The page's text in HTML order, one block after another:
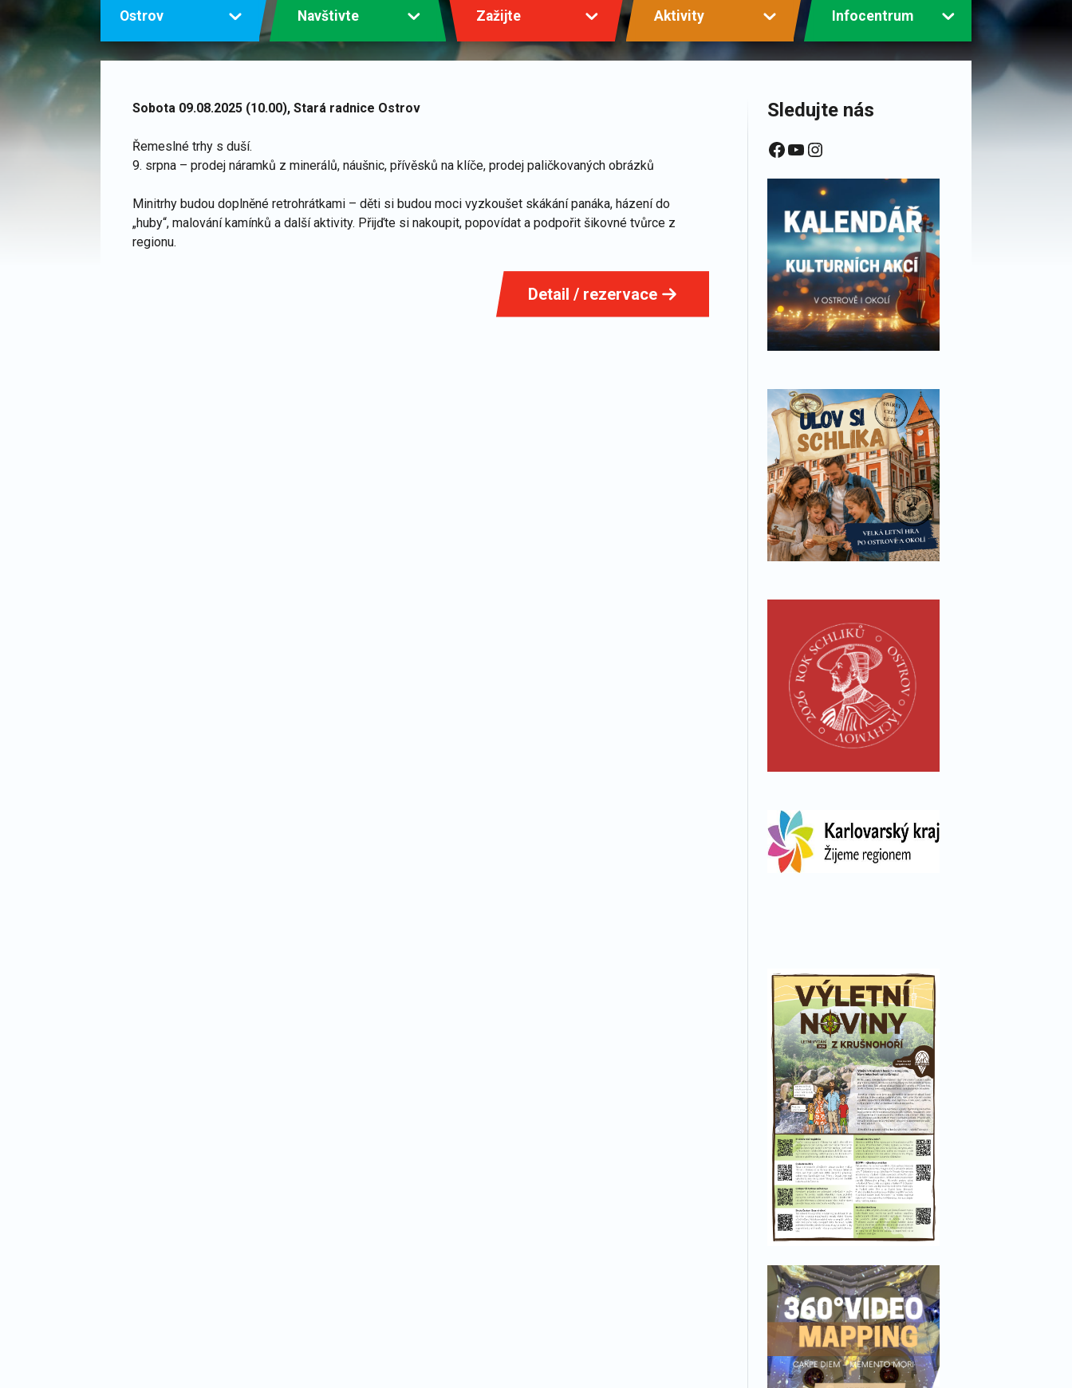
Ostrov Navštivte Zažijte Aktivity Infocentrum
Sobota 09.08.2025 (10.00), Stará radnice Ostrov
Řemeslné trhy s duší.
9. srpna – prodej náramků z minerálů, náušnic, přívěsků na klíče, prodej paličkovaných obrázků
Minitrhy budou doplněné retrohrátkami – děti si budou moci vyzkoušet skákání panáka, házení do
„huby“, malování kamínků a další aktivity. Přijďte si nakoupit, popovídat a podpořit šikovné tvůrce z
regionu.
Detail / rezervace
Sledujte nás
Facebook
YouTube
Instagram